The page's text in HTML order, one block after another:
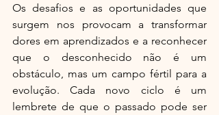
Os desafios e as oportunidades que
surgem nos provocam a transformar
dores em aprendizados e a reconhecer
que o desconhecido não é um
obstáculo, mas um campo fértil para a
evolução. Cada novo ciclo é um
lembrete de que o passado pode ser